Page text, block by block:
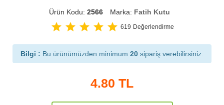
Ürün Kodu: 2566 Marka: Fatih Kutu
star star star star star 619 Değerlendirme
Bilgi : Bu ürünümüzden minimum 20 sipariş verebilirsiniz.
4.80 TL